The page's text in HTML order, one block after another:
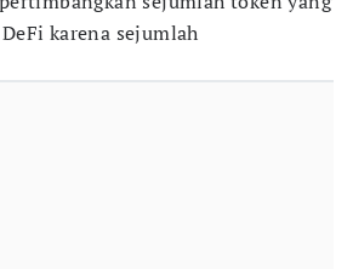
karena sejumlah